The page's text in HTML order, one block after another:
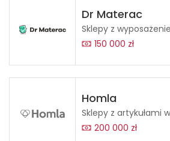
Dr Materac
Sklepy z
150 000 zł
Homla
Sklepy z artykułami
200 000 zł